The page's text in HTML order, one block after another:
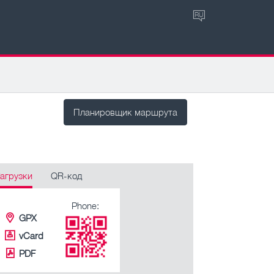
RU
Планировщик маршрута
QR-код
GPX
vCard
PDF
Phone: